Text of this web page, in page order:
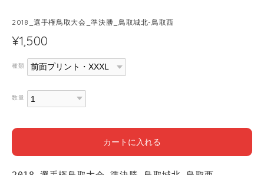
2018_選手権鳥取大会_準決勝_鳥取城北-鳥取西
¥1,500
種類
数量
カートに入れる